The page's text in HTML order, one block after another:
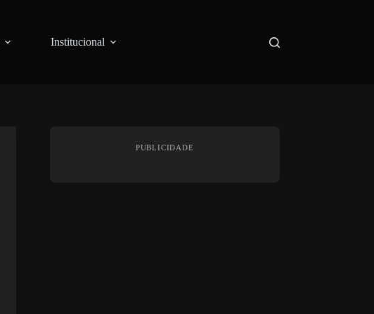
Institucional
PUBLICIDADE